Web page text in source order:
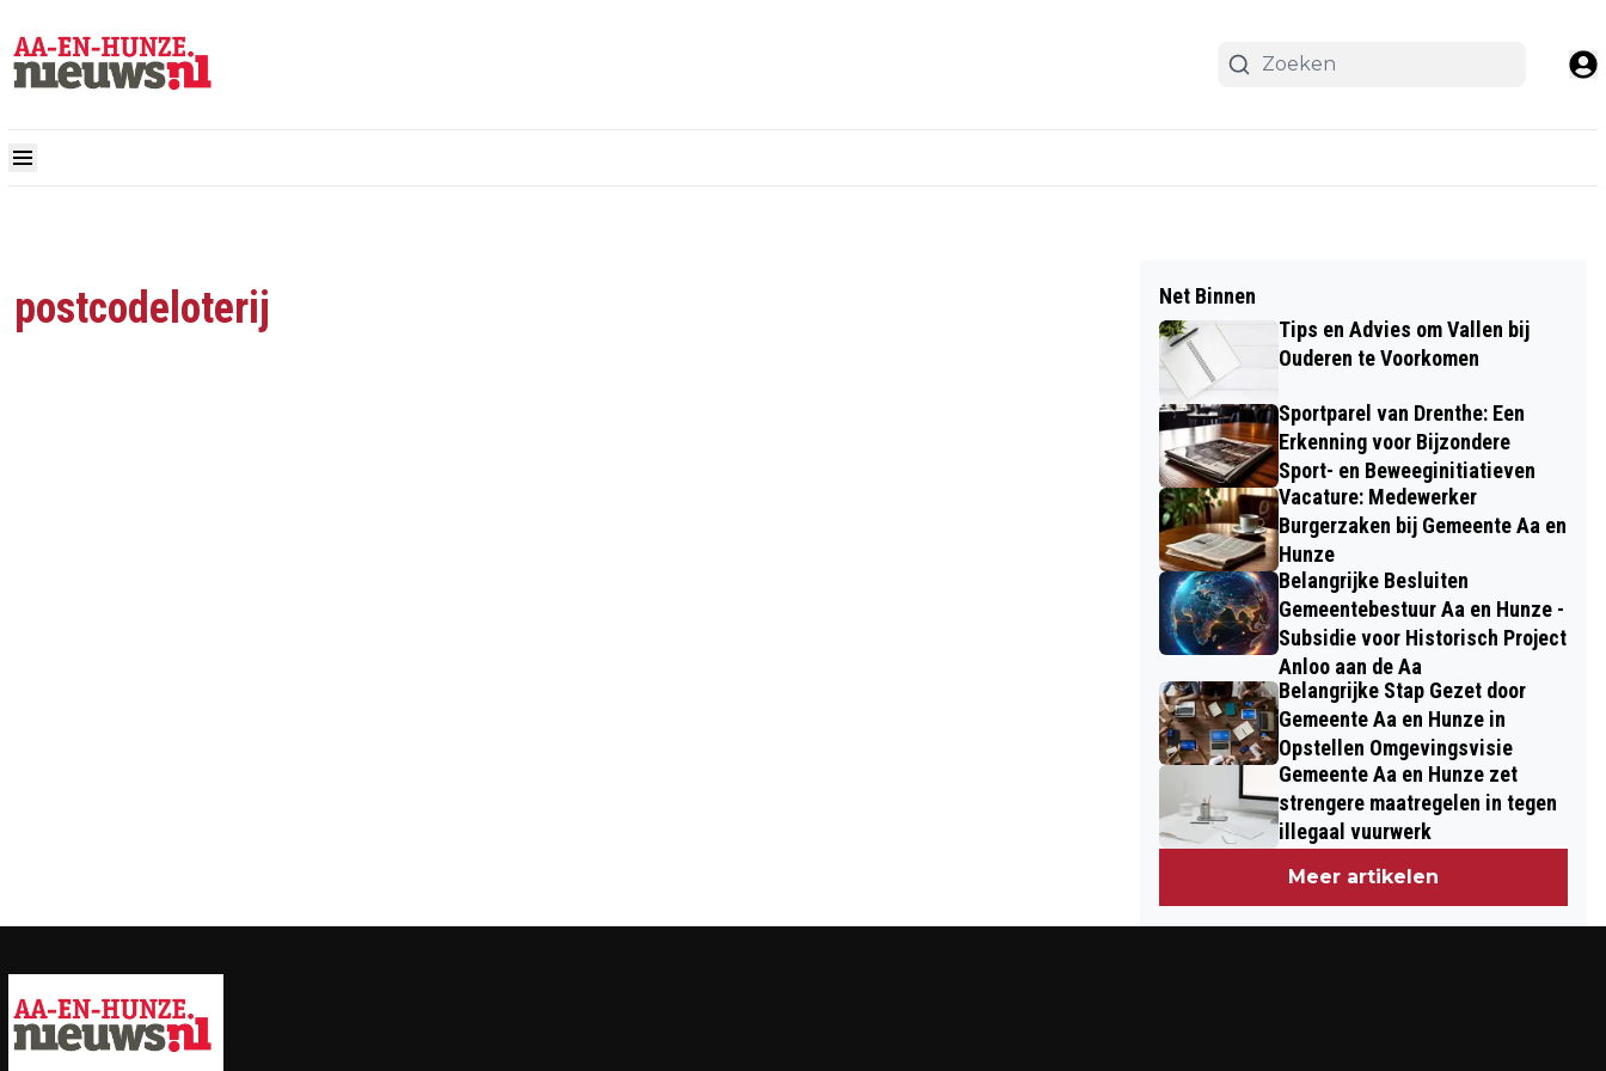
postcodeloterij
Net Binnen
Tips en Advies om Vallen bij
Ouderen te Voorkomen
Sportparel van Drenthe: Een
Erkenning voor Bijzondere
Sport- en Beweeginitiatieven
Vacature: Medewerker
Burgerzaken bij Gemeente Aa en
Hunze
Belangrijke Besluiten
Gemeentebestuur Aa en Hunze -
Subsidie voor Historisch Project
Anloo aan de Aa
Belangrijke Stap Gezet door
Gemeente Aa en Hunze in
Opstellen Omgevingsvisie
Gemeente Aa en Hunze zet
strengere maatregelen in tegen
illegaal vuurwerk
Meer artikelen